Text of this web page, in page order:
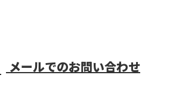
メールでのお問い合わせ